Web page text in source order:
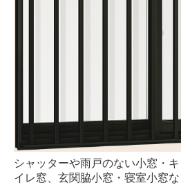
シャッターや雨戸のない小窓・
イレ窓、玄関脇小窓・寝室小窓